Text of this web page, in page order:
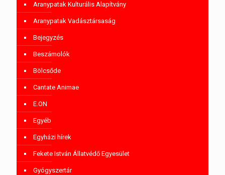
Aranypatak Kulturális Alapítvány
Aranypatak Vadásztársaság
Bejegyzés
Beszámolók
Bölcsőde
Cantate Animae
E.ON
Egyéb
Egyházi hírek
Fekete István Állatvédő Egyesület
Gyógyszertár